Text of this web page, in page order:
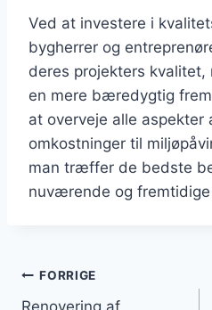
Ved at investere i
bygherrer og
deres projekters kvalitet,
en mere bæredygtig
at overveje alle aspekter
omkostninger til
man træffer de bedste
nuværende og
FORRIGE
Renovering af